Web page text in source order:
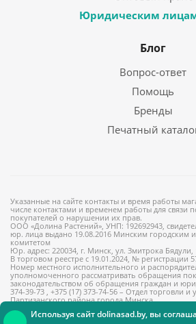
Используя сайт dolinasad.by, вы
Юридическим
Блог
Вопрос-ответ
Помощь
Бренды
Печатный
Указанные на сайте контакты и время работы
числе контактами и временем работы для связи
покупателей о нарушении их прав.
ООО «Долина Растений», УНП: 192692943,
юр. лица выдано 19.08.2016 Минским городским
комитетом
Юр. адрес: 220034, г. Минск, ул. Змитрока Бядули,
В торговом реестре с 19.01.2024, № регистрации
Номер местного исполнительного и
уполномоченного рассматривать обращения
законодательством об обращения граждан и
374-39-73 , +375 (17) 373-74-56 – Отдел торговли и
Партизанского района города Минска